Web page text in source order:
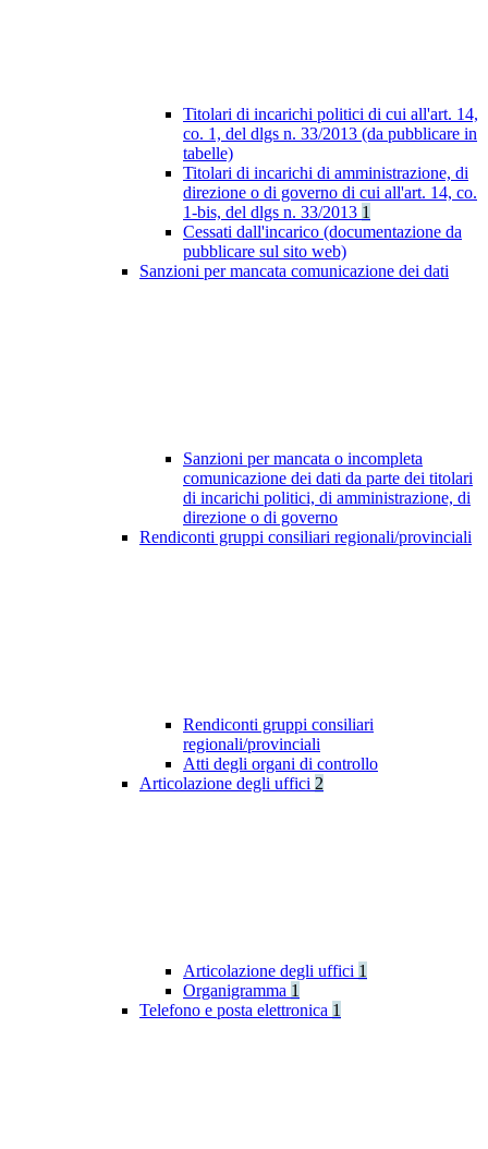
Titolari di incarichi politici di cui all'art. 14,
co. 1, del dlgs n. 33/2013 (da pubblicare in
tabelle)
Titolari di incarichi di amministrazione, di
direzione o di governo di cui all'art. 14, co.
1-bis, del dlgs n. 33/2013 1
Cessati dall'incarico (documentazione da
pubblicare sul sito web)
Sanzioni per mancata comunicazione dei dati
Sanzioni per mancata o incompleta
comunicazione dei dati da parte dei titolari
di incarichi politici, di amministrazione, di
direzione o di governo
Rendiconti gruppi consiliari regionali/provinciali
Rendiconti gruppi consiliari
regionali/provinciali
Atti degli organi di controllo
Articolazione degli uffici 2
Articolazione degli uffici 1
Organigramma 1
Telefono e posta elettronica 1